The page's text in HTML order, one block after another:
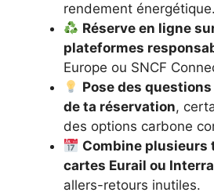
rendement énergétique.
Réserve en ligne
plateformes
Europe ou SNCF
Pose des
de ta réservation,
des options carbone
Combine plusieurs
cartes Eurail ou
allers-retours inutiles.